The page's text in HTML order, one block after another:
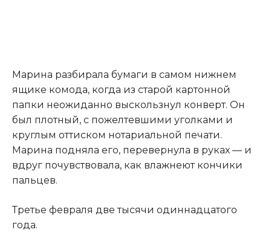
Марина разбирала бумаги в самом нижнем
ящике комода, когда из старой картонной
папки неожиданно выскользнул конверт. Он
был плотный, с пожелтевшими уголками и
круглым оттиском нотариальной печати.
Марина подняла его, перевернула в руках — и
вдруг почувствовала, как влажнеют кончики
пальцев.
Третье февраля две тысячи одиннадцатого
года.